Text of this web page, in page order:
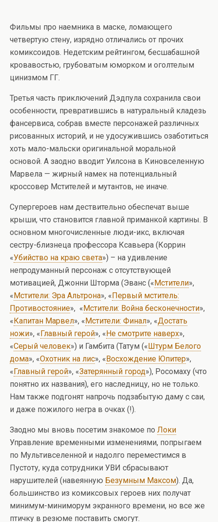
Фильмы про наемника в маске, ломающего
четвертую стену, изрядно отличались от прочих
комиксоидов. Недетским рейтингом, бесшабашной
кровавостью, грубоватым юморком и оголтелым
цинизмом ГГ.
Третья часть приключений Дэдпула сохранила свои
особенности, превратившись в натуральный кладезь
фансервиса, собрав вместе персонажей различных
рисованных историй, и не удосужившись озаботиться
хоть мало-мальски оригинальной моральной
основой. А заодно вводит Уилсона в Киновселенную
Марвела — жирный намек на потенциальный
кроссовер Мстителей и мутантов, не иначе.
Супергероев нам дествительно обеспечат выше
крыши, что становится главной приманкой картины. В
основном многочисленные люди-икс, включая
сестру-близнеца профессора Ксавьера (Коррин
«Убийство на краю света») – на удивление
непродуманный персонаж с отсутствующей
мотивацией, Джонни Шторма (Эванс (« Мстители»,
« Мстители: Эра Альтрона», « Первый мститель:
Противостояние», « Мстители: Война бесконечности»,
« Капитан Марвел», « Мстители: Финал», «Достать
ножи», « Главный герой», « Не смотрите наверх»,
«Серый человек») и Гамбита (Татум (« Штурм Белого
дома», «Охотник на лис», « Восхождение Юпитер»,
« Главный герой», «Затерянный город»), Росомаху (что
понятно их названия), его наследницу, но не только.
Нам также подгонят напрочь подзабытую даму с саи,
и даже пожилого негра в очках (!).
Заодно мы вновь посетим знакомое по Локи
Управление временными изменениями, попрыгаем
по Мультивселенной и надолго переместимся в
Пустоту, куда сотрудники УВИ сбрасывают
нарушителей (навеянную Безумным Максом). Да,
большинство из комиксовых героев них получат
минимум-миниморум экранного времени, но все же
птичку в резюме поставить смогут.